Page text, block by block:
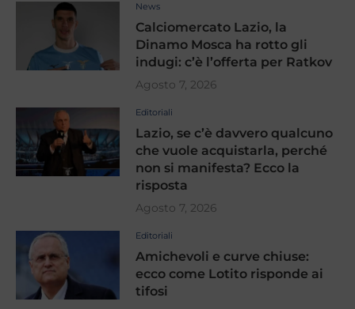
News
Calciomercato Lazio, la
Dinamo Mosca ha rotto gli
indugi: c’è l’offerta per Ratkov
Agosto 7, 2026
Editoriali
Lazio, se c’è davvero qualcuno
che vuole acquistarla, perché
non si manifesta? Ecco la
risposta
Agosto 7, 2026
Editoriali
Amichevoli e curve chiuse:
ecco come Lotito risponde ai
tifosi